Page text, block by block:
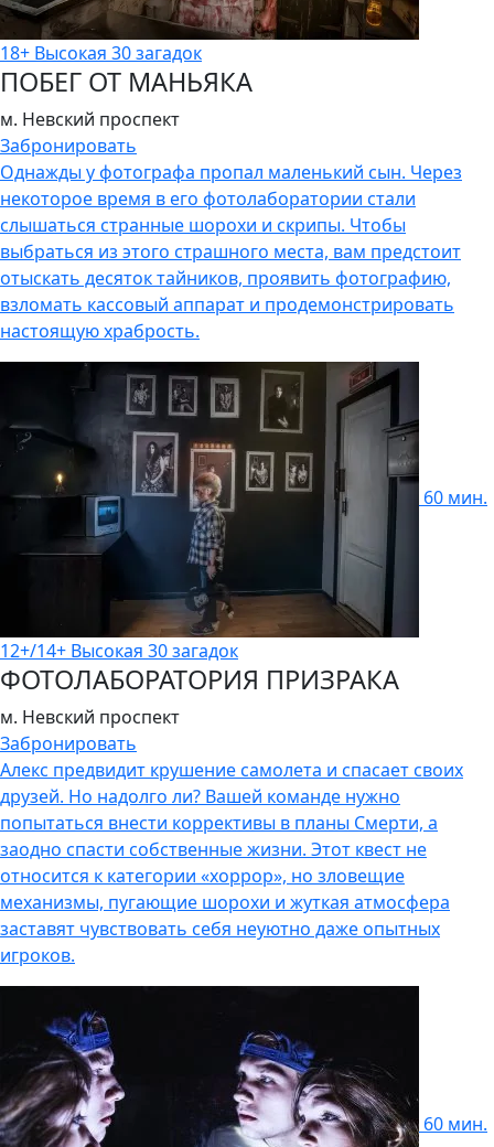
18+ Высокая 30 загадок
ПОБЕГ ОТ МАНЬЯКА
м. Невский проспект
Забронировать
Однажды у фотографа пропал маленький сын. Через
некоторое время в его фотолаборатории стали
слышаться странные шорохи и скрипы. Чтобы
выбраться из этого страшного места, вам предстоит
отыскать десяток тайников, проявить фотографию,
взломать кассовый аппарат и продемонстрировать
настоящую храбрость.
60 мин.
12+/14+ Высокая 30 загадок
ФОТОЛАБОРАТОРИЯ ПРИЗРАКА
м. Невский проспект
Забронировать
Алекс предвидит крушение самолета и спасает своих
друзей. Но надолго ли? Вашей команде нужно
попытаться внести коррективы в планы Смерти, а
заодно спасти собственные жизни. Этот квест не
относится к категории «хоррор», но зловещие
механизмы, пугающие шорохи и жуткая атмосфера
заставят чувствовать себя неуютно даже опытных
игроков.
60 мин.